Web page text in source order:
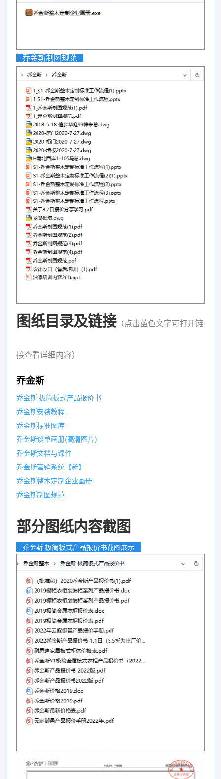
乔金斯制图规范
图纸目录及链接（点击蓝色文字可打开链
接查看详细内容）
乔金斯
乔金斯 极简板式产品报价书
乔金斯安装教程
乔金斯标准图库
乔金斯谈单画册(高清图片)
乔金斯文档与课件
乔金斯营销系统【新】
乔金斯整木定制企业画册
乔金斯制图规范
部分图纸内容截图
乔金斯 极简板式产品报价书截图展示